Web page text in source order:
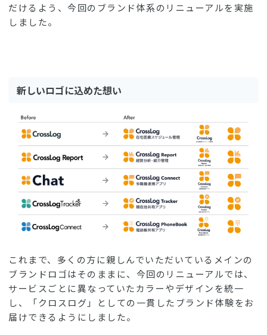
だけるよう、今回のブランド体系のリニューアルを実施
しました。
新しいロゴに込めた想い
これまで、多くの方に親しんでいただいているメインの
ブランドロゴはそのままに、今回のリニューアルでは、
サービスごとに異なっていたカラーやデザインを統一
し、「クロスログ」としての一貫したブランド体験をお
届けできるようにしました。